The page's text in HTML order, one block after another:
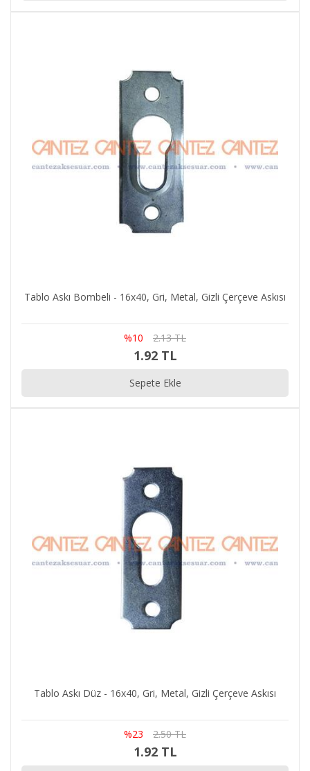
Tablo Askı Bombeli - 16x40, Gri, Metal, Gizli Çerçeve Askısı
%10 2.13 TL
1.92 TL
Sepete Ekle
Tablo Askı Düz - 16x40, Gri, Metal, Gizli Çerçeve Askısı
%23 2.50 TL
1.92 TL